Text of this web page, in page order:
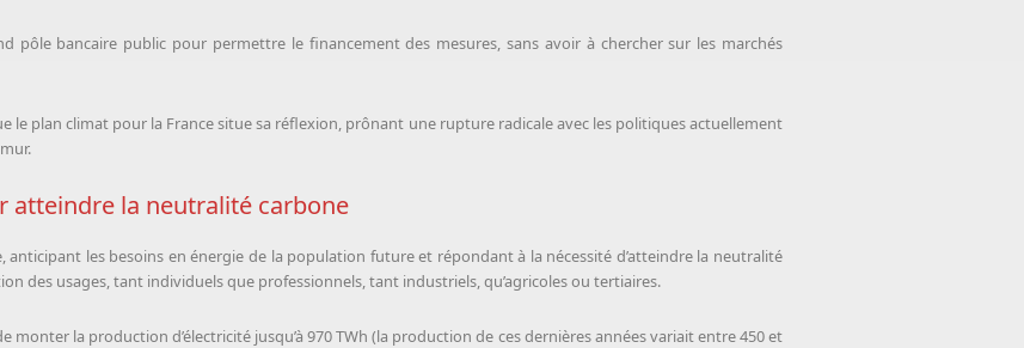
pôle bancaire public pour permettre le financement des mesures, sans avoir à chercher sur les marchés
le plan climat pour la France situe sa réflexion, prônant une rupture radicale avec les politiques actuellement
atteindre la neutralité carbone
les besoins en énergie de la population future et répondant à la nécessité d’atteindre la neutralité
des usages, tant individuels que professionnels, tant industriels, qu’agricoles ou tertiaires.
monter la production d’électricité jusqu’à 970 TWh (la production de ces dernières années variait entre 450 et